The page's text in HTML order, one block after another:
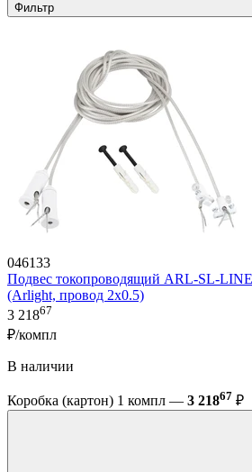
Фильтр
046133
Подвес токопроводящий ARL-SL-
(Arlight, провод 2x0.5)
3 21867
₽/компл
В наличии
Коробка (картон) 1 компл — 3 21867 ₽